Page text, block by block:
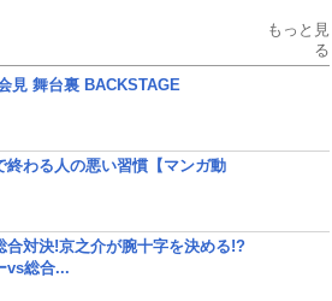
もっと見
る
見 舞台裏 BACKSTAGE
終わる人の悪い習慣【マンガ動
合対決!京之介が腕十字を決める!?
vs総合...